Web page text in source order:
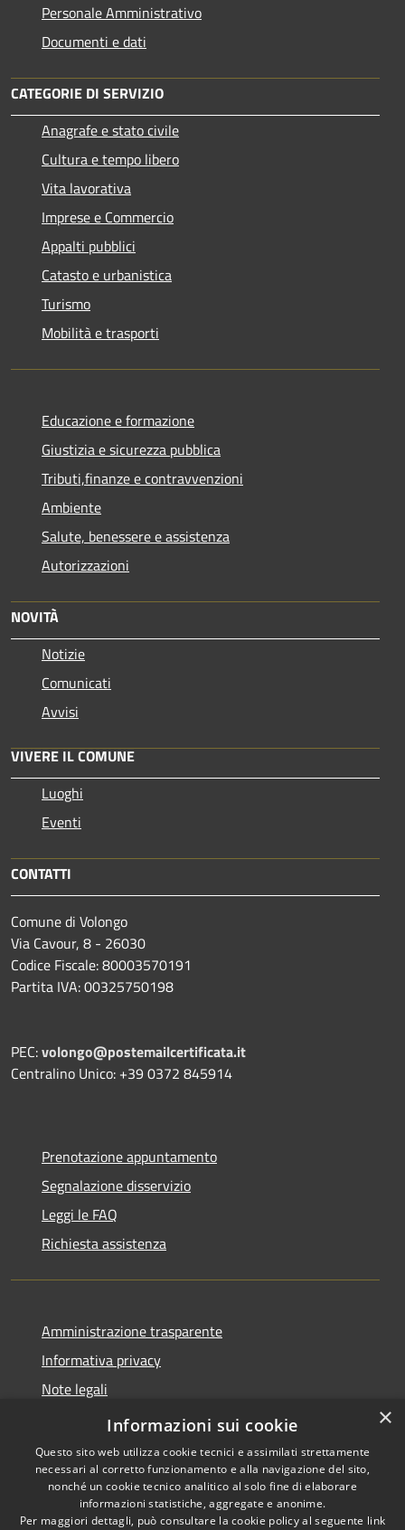
Personale Amministrativo
Documenti e dati
CATEGORIE DI SERVIZIO
Anagrafe e stato civile
Cultura e tempo libero
Vita lavorativa
Imprese e Commercio
Appalti pubblici
Catasto e urbanistica
Turismo
Mobilità e trasporti
Educazione e formazione
Giustizia e sicurezza pubblica
Tributi,finanze e contravvenzioni
Ambiente
Salute, benessere e assistenza
Autorizzazioni
NOVITÀ
Notizie
Comunicati
Avvisi
VIVERE IL COMUNE
Luoghi
Eventi
CONTATTI
Comune di Volongo
Via Cavour, 8 - 26030
Codice Fiscale: 80003570191
Partita IVA: 00325750198
PEC:volongo@postemailcertificata.it
Centralino Unico: +39 0372 845914
Prenotazione appuntamento
Segnalazione disservizio
Leggi le FAQ
Richiesta assistenza
Amministrazione trasparente
Informativa privacy
Note legali
Dichiarazione di accessibilità
Copyright © 2026 • Comune di
×
Informazioni sui cookie
Questo sito web utilizza cookie tecnici e assimilati strettamente
necessari al corretto funzionamento e alla navigazione del sito,
nonché un cookie tecnico analitico al solo fine di elaborare
informazioni statistiche, aggregate e anonime.
Per maggiori dettagli, può consultare la cookie policy al seguente link